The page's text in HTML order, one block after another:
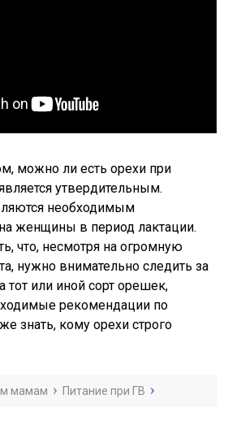
можно ли есть орехи при
утвердительным.
необходимым
женщины в период лактации.
что, несмотря на огромную
нужно внимательно следить за
или иной сорт орешек,
рекомендации по
знать, кому орехи строго
мамам Питание при ГВ